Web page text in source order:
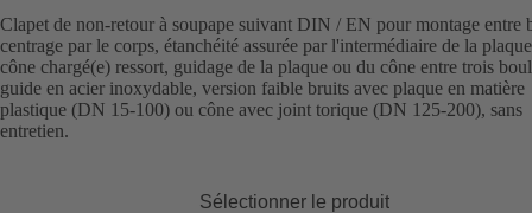
Clapet de non-retour à soupape suivant DIN / EN pour montage entre
centrage par le corps, étanchéité assurée par l'intermédiaire de la
cône chargé(e) ressort, guidage de la plaque ou du cône entre trois
guide en acier inoxydable, version faible bruits avec plaque en matière
plastique (DN 15-100) ou cône avec joint torique (DN 125-200), sans
entretien.
Sélectionner le produit